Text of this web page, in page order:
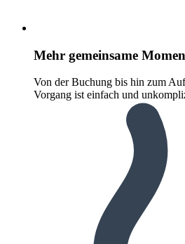
Mehr gemeinsame
Von der Buchung bis hin zum
Vorgang ist einfach und